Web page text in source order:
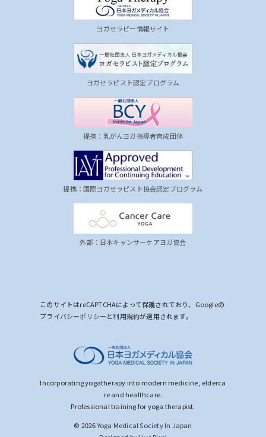
ヨガセラピー情報サイト
ヨガセラピスト認定プログラム
提携：乳がんヨガ指導者育成団体
提携：国際ヨガセラピスト協会認定プログラム
外部：日本キャンサーケアヨガ協会
このサイトはreCAPTCHAによって保護されており、Googleの
プライバシーポリシーと利用規約が適用されます。
Incorporating yogatherapy into modern medicine, elderca
re and healthcare.
Professional training for yoga therapist.
© 2026Yoga Medical Society In Japan